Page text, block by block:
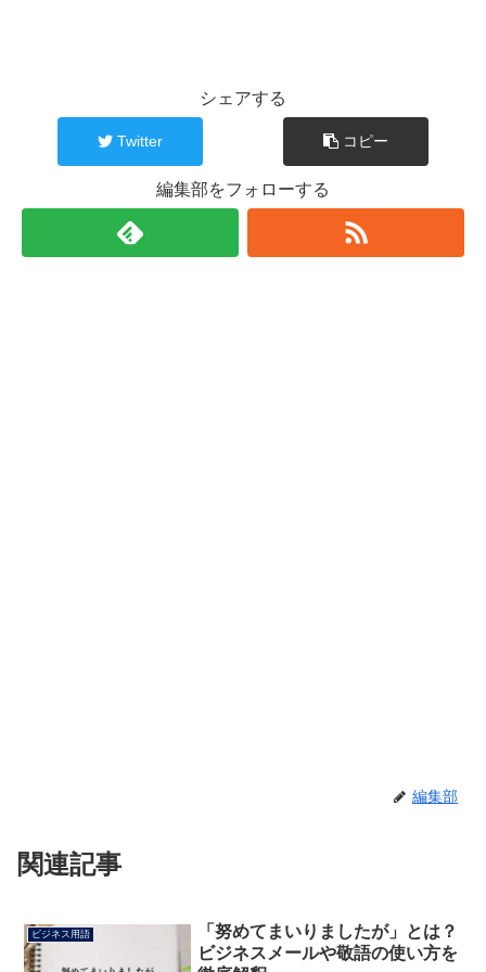
シェアする
Twitter コピー
編集部をフォローする
編集部
関連記事
ビジネス用語
「努めてまいりましたが」とは？
ビジネスメールや敬語の使い方を